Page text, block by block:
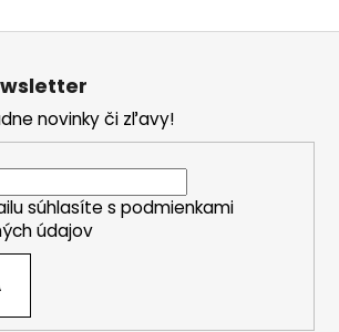
novinky či zľavy!
súhlasíte s podmienkami
údajov